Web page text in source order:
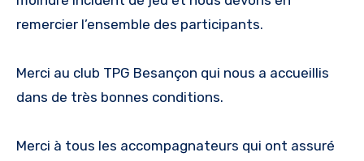
remercier l’ensemble des participants.
Merci au club TPG Besançon qui nous a accueillis
dans de très bonnes conditions.
Merci à tous les accompagnateurs qui ont assuré